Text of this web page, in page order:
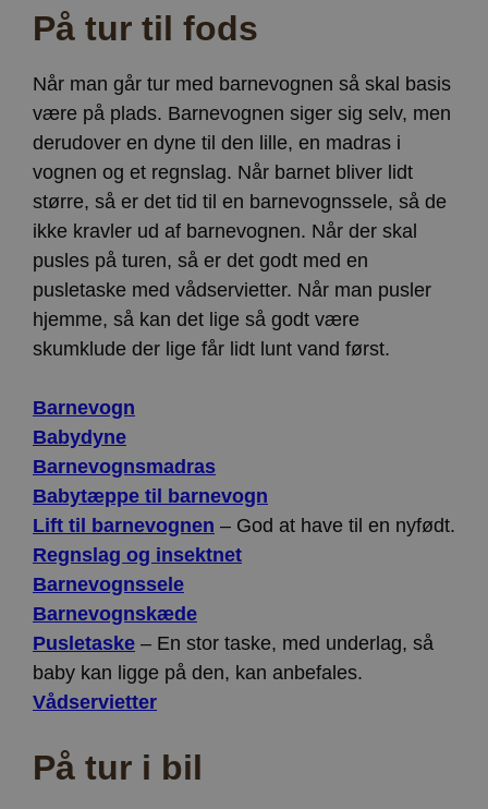
På tur til fods
Når man går tur med barnevognen så skal basis
være på plads. Barnevognen siger sig selv, men
derudover en dyne til den lille, en madras i
vognen og et regnslag. Når barnet bliver lidt
større, så er det tid til en barnevognssele, så de
ikke kravler ud af barnevognen. Når der skal
pusles på turen, så er det godt med en
pusletaske med vådservietter. Når man pusler
hjemme, så kan det lige så godt være
skumklude der lige får lidt lunt vand først.
Barnevogn
Babydyne
Barnevognsmadras
Babytæppe til barnevogn
Lift til barnevognen – God at have til en nyfødt.
Regnslag og insektnet
Barnevognssele
Barnevognskæde
Pusletaske – En stor taske, med underlag, så
baby kan ligge på den, kan anbefales.
Vådservietter
På tur i bil